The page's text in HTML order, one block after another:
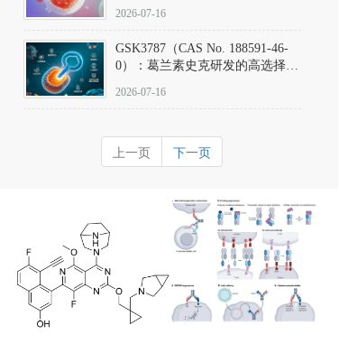
2026-07-16
GSK3787（CAS No. 188591-46-
0）：葛兰素史克研发的高选择
抗剂，被广泛视为研究PPARδ核
靶点药理机制的金标准化学探
针。
2026-07-16
上一页 下一页